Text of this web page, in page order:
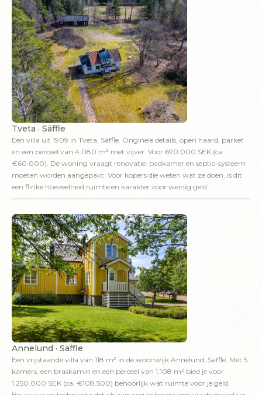
Tveta · Säffle
Een villa uit 1909 in Tveta, Säffle. Originele details, open haard, parket
en een perceel van 4.080 m² met vijver. Voor 690.000 SEK (ca.
€60.000). De woning vraagt renovatie: badkamer en septic-systeem
moeten worden aangepakt. Voor kopers die weten wat ze doen, is dit
een flinke hoeveelheid ruimte en karakter voor weinig geld.
Annelund · Säffle
Een vrijstaande villa van 118 m² in de woonwijk Annelund, Säffle. Met 5
kamers, een braskamin en een perceel van 1.108 m² bied je voor
1.250.000 SEK (ca. €108.500) behoorlijk wat ruimte voor je geld.